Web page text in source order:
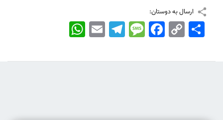
ارسال به دوستان:
WhatsApp EmailTelegramMessageFacebook Copy
Link
اشتراک